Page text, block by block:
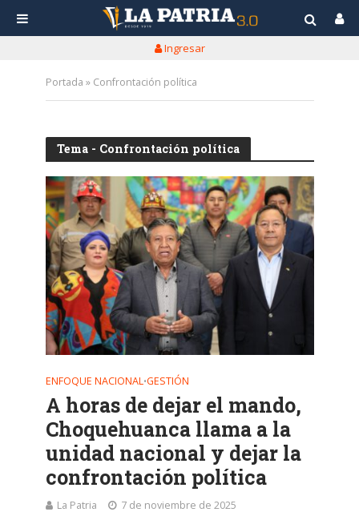
Ingresar
Portada » Confrontación política
Tema - Confrontación política
ENFOQUE NACIONAL•GESTIÓN
A horas de dejar el mando,
Choquehuanca llama a la
unidad nacional y dejar la
confrontación política
La Patria 7 de noviembre de 2025